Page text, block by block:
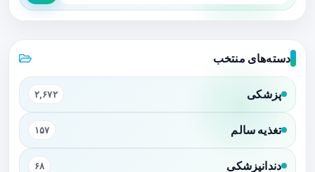
دسته‌های منتخب
پزشکی ۲,۶۷۲
تغذیه سالم ۱۵۷
دندانپزشکی ۶۸